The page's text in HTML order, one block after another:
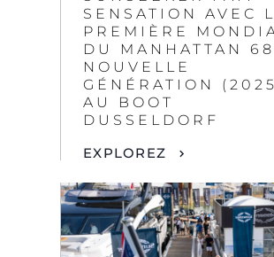
SENSATION AVEC
PREMIÈRE
DU MANHATTAN 68
NOUVELLE
GÉNÉRATION
AU BOOT
DUSSELDORF
EXPLOREZ